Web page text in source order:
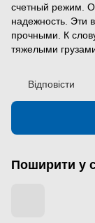
счетный режим.
надежность. Эти
прочными. К
тяжелыми
Відповісти
Поширити у